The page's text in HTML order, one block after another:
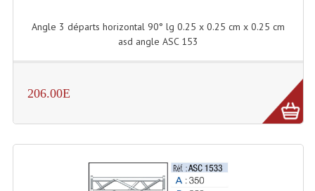
Tables De Mixage DJ
Consoles Numériques
Lumière
Angle 3 départs horizontal 90° lg 0.25 x 0.25 cm x 0.25 cm
asd angle ASC 153
206.00E